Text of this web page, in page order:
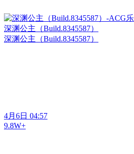
深渊公主（Build.8345587）
深渊公主（Build.8345587）
4月6日 04:57
9.8W+